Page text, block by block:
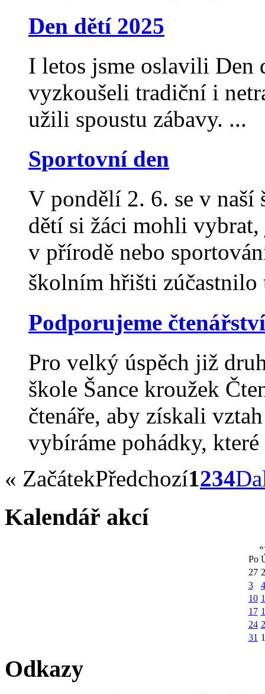
Den dětí 2025
I letos jsme oslavili Den
vyzkoušeli tradiční i
užili spoustu zábavy. ...
Sportovní den
V pondělí 2. 6. se v
dětí si žáci mohli
v přírodě nebo
školním hřišti
Podporujeme čtenářství
Pro velký úspěch již
škole Šance kroužek
čtenáře, aby získali
vybíráme pohádky,
« ZačátekPředchozí1234
Kalendář akcí
«
Po
27
3
4
10
17
24
31 1
Odkazy